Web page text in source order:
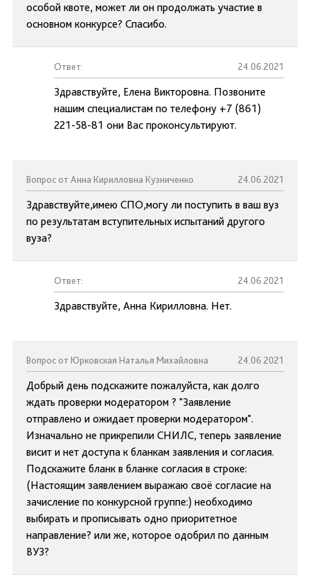
особой квоте, может ли он продолжать участие в
основном конкурсе? Спасибо.
Ответ: 24.06.2021
Здравствуйте, Елена Викторовна. Позвоните
нашим специалистам по телефону +7 (861)
221-58-81 они Вас проконсультируют.
Вопрос от Анна Кирилловна Кузниченко 24.06.2021
Здравствуйте,имею СПО,могу ли поступить в ваш вуз
по результатам вступительных испытаний другого
вуза?
Ответ: 24.06.2021
Здравствуйте, Анна Кирилловна. Нет.
Вопрос от Юрковская Наталья Михайловна 24.06.2021
Добрый день подскажите пожалуйста, как долго
ждать проверки модератором ? "Заявление
отправлено и ожидает проверки модератором".
Изначально не прикрепили СНИЛС, теперь заявление
висит и нет доступа к бланкам заявления и согласия.
Подскажите бланк в бланке согласия в строке:
(Настоящим заявлением выражаю своё согласие на
зачисление по конкурсной группе:) необходимо
выбирать и прописывать одно приоритетное
направление? или же, которое одобрил по данным
ВУЗ?